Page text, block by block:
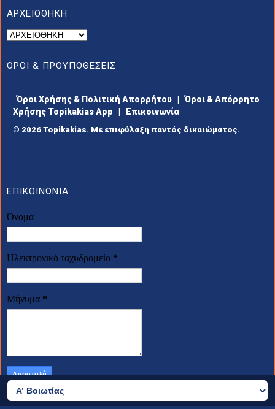
ΑΡΧΕΙΟΘΗΚΗ
ΟΡΟΙ & ΠΡΟΫΠΟΘΕΣΕΙΣ
Όροι Χρήσης & Πολιτική Απορρήτου
Όροι & Απόρρητο
Χρήσης Topikakias App
Επικοινωνία
© 2026 Topikakias. Με επιφύλαξη παντός δικαιώματος.
ΕΠΙΚΟΙΝΩΝΙΑ
Όνομα
Ηλεκτρονικό ταχυδρομείο *
Μήνυμα *